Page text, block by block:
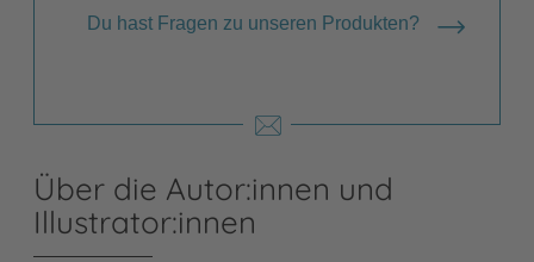
Du hast Fragen zu unseren Produkten?
Über die Autor:innen und
Illustrator:innen